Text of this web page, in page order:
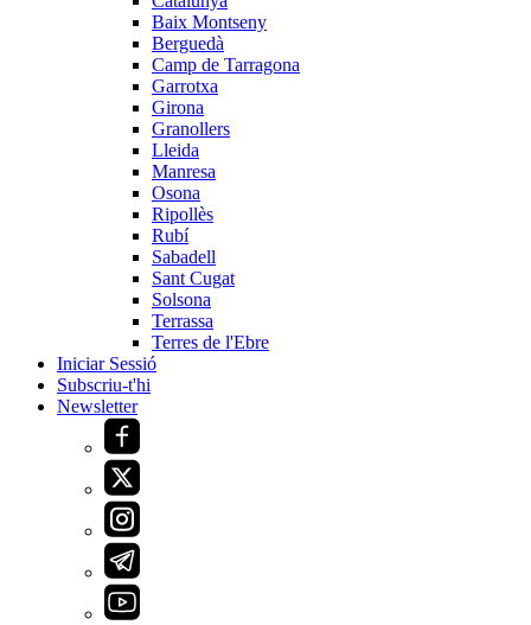
Baix Montseny
Berguedà
Camp de Tarragona
Garrotxa
Girona
Granollers
Lleida
Manresa
Osona
Ripollès
Rubí
Sabadell
Sant Cugat
Solsona
Terrassa
Terres de l'Ebre
Iniciar Sessió
Subscriu-t'hi
Newsletter